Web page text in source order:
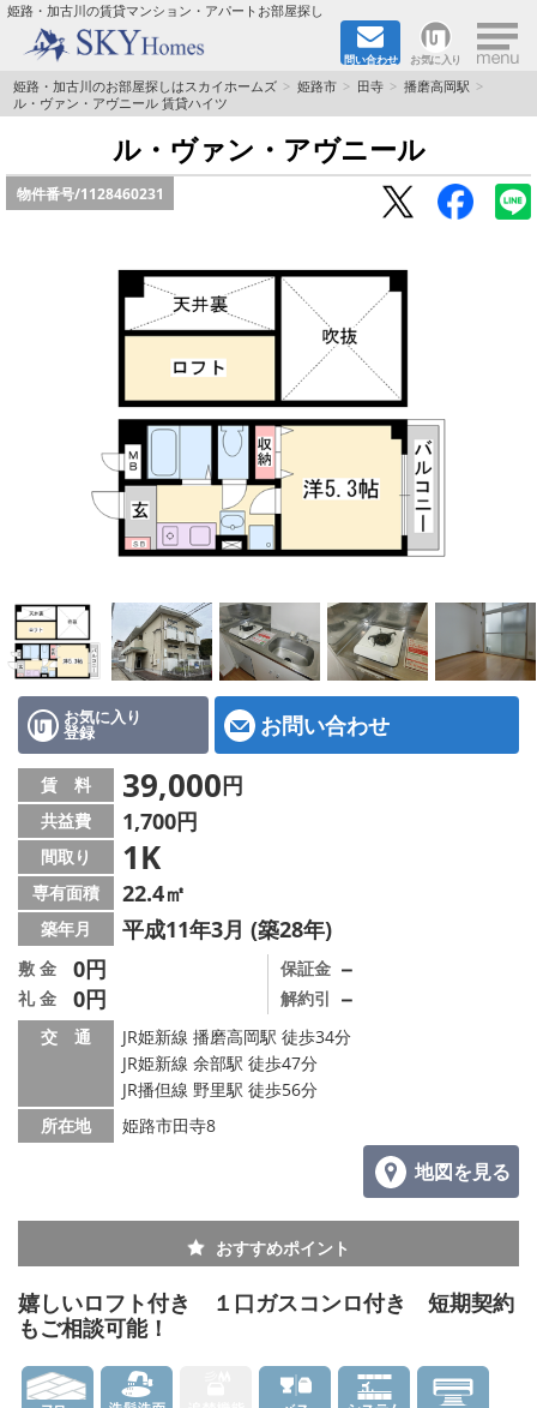
姫路・加古川の賃貸マンション・アパートお部屋探し
問い合わせ お気に入り ×
TOPページ
都市ガス·オール電化
☆新築物件☆
☆ペット飼育可能物件☆
路線·駅から探す
地域から探す
地図から探す
スタッフ紹介
店舗情報·アクセス
会社概要
メールでお問い合わせ
姫路・加古川のお部屋探しはスカイホームズ 姫路市 田寺
播磨高岡駅
ル・ヴァン・アヴニール 賃貸ハイツ
ル・ヴァン・アヴニール
物件番号/1128460231
お気に入り
登録 お問い合わせ
賃 料 39,000円
共益費 1,700円
間取り 1K
専有面積 22.4㎡
築年月 平成11年3月 (築28年)
敷 金 0円
礼 金 0円
保証金 －
解約引 －
交 通
JR姫新線 播磨高岡駅 徒歩34分
JR姫新線 余部駅 徒歩47分
JR播但線 野里駅 徒歩56分
所在地
姫路市田寺8
地図を見る
おすすめポイント
嬉しいロフト付き １口ガスコンロ付き 短期契約
もご相談可能！